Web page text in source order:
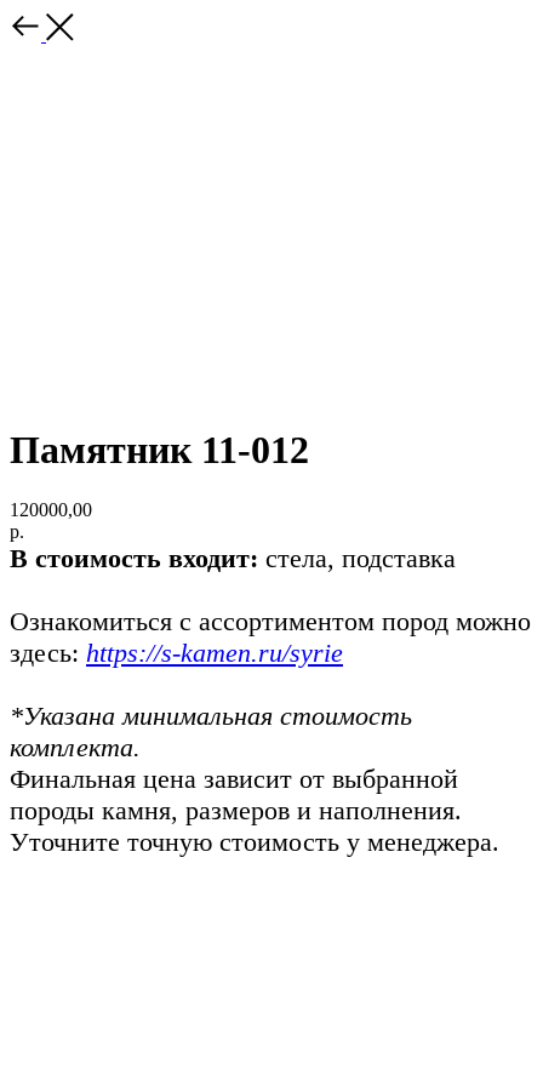
Памятник 11-012
120000,00
р.
В стоимость входит: стела, подставка
Ознакомиться с ассортиментом пород можно
здесь: https://s-kamen.ru/syrie
*Указана минимальная стоимость
комплекта.
Финальная цена зависит от выбранной
породы камня, размеров и наполнения.
Уточните точную стоимость у менеджера.